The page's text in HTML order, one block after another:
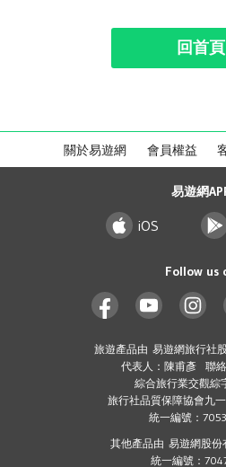
回首頁
關於易遊網 會員權益
易遊網
iOS
Follow us
旅遊產品由 易遊網旅行社
代表人：陳甫彥 聯
綜合旅行業交觀綜
旅行社品質保障協會九
統一編號：
其他產品由 易遊網股
統一編號：